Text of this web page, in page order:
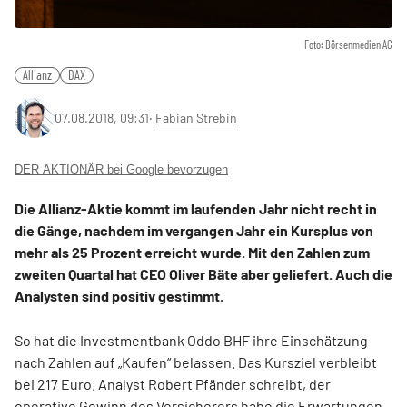
Foto: Börsenmedien AG
Allianz DAX
07.08.2018, 09:31‧ Fabian Strebin
DER AKTIONÄR bei Google bevorzugen
Die Allianz-Aktie kommt im laufenden Jahr nicht recht in
die Gänge, nachdem im vergangen Jahr ein Kursplus von
mehr als 25 Prozent erreicht wurde. Mit den Zahlen zum
zweiten Quartal hat CEO Oliver Bäte aber geliefert. Auch die
Analysten sind positiv gestimmt.
So hat die Investmentbank Oddo BHF ihre Einschätzung
nach Zahlen auf „Kaufen“ belassen. Das Kursziel verbleibt
bei 217 Euro. Analyst Robert Pfänder schreibt, der